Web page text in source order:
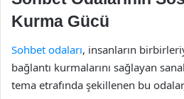
Kurma Gücü
Sohbet odaları, insanların
bağlantı kurmalarını sağlayan
tema etrafında şekillenen bu